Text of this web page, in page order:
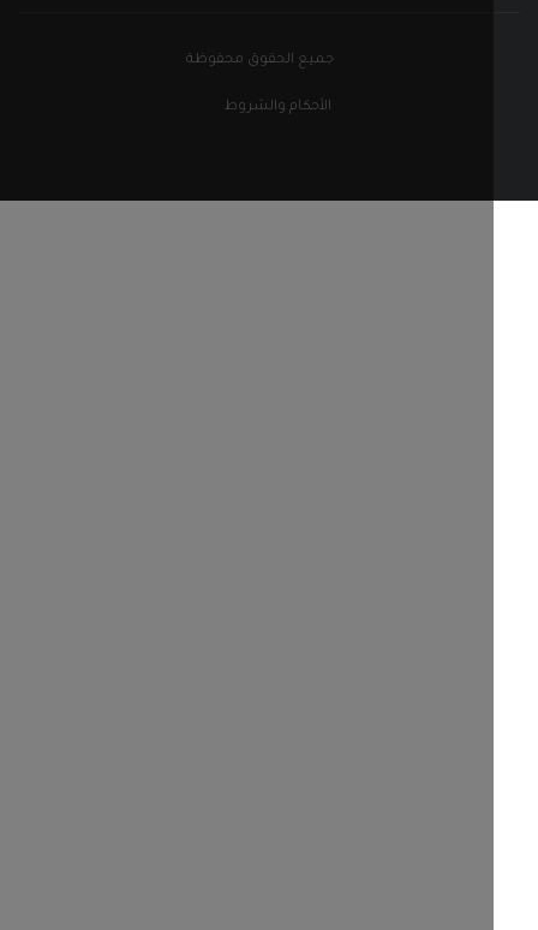
جميع الحقوق محفوظة
الأحكام والشروط